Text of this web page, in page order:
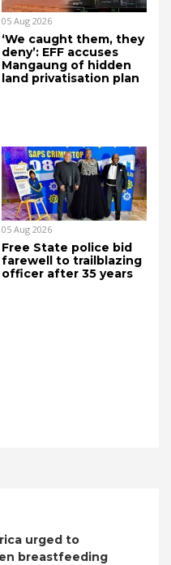
05 Aug 2026
‘We caught them, they
deny’: EFF accuses
Mangaung of hidden
land privatisation plan
05 Aug 2026
Free State police bid
farewell to trailblazing
officer after 35 years
urged to
breastfeeding